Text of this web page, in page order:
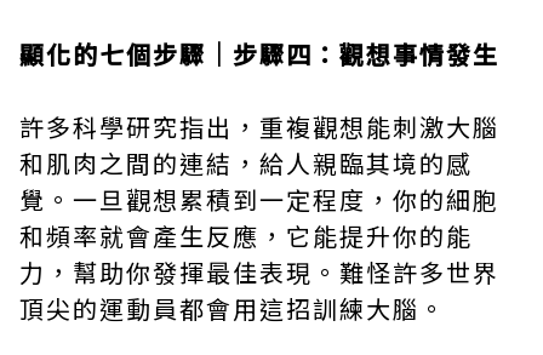
顯化的七個步驟｜步驟四：觀想事情發生
許多科學研究指出，重複觀想能刺激大腦
和肌肉之間的連結，給人親臨其境的感
覺。一旦觀想累積到一定程度，你的細胞
和頻率就會產生反應，它能提升你的能
力，幫助你發揮最佳表現。難怪許多世界
頂尖的運動員都會用這招訓練大腦。